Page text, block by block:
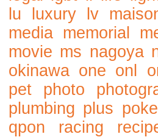
lu
luxury lv
media memorial
movie ms nagoya
okinawa one onl
pet
photo
plumbing plus
qpon
racing